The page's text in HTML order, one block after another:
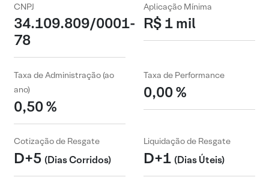
CNPJ
34.109.809/0001-
78
Aplicação Mínima
R$ 1 mil
Taxa de Administração (ao
ano)
0,50 %
Taxa de Performance
0,00 %
Cotização de Resgate
D+5 (Dias Corridos)
Liquidação de Resgate
D+1 (Dias Úteis)